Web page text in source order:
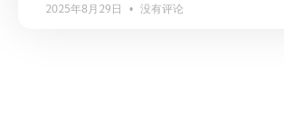
2025年8月29日 没有评论